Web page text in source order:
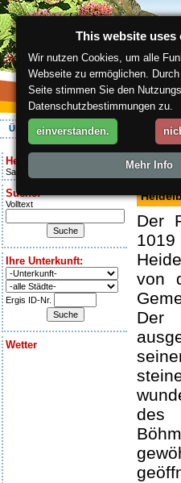
Über die Region Aktiv Erleben
Heute ist:
Saturday 8.08.2026
Suche:
Volltext
Ihre Unterkunft:
Ergis ID-Nr.
Wetter
Berg
Der
von
Der
des
This website uses
Wir nutzen Cookies, um alle
Webseite zu ermöglichen.
Seite stimmen Sie den
Datenschutzbestimmungen zu.
einverstanden.
Mehr Info